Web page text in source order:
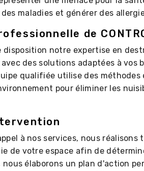
maladies et générer des
de
disposition notre expertise en
des solutions adaptées à vos
qualifiée utilise des
pour éliminer les
à nos services, nous réalisons
de votre espace afin de
élaborons un plan d'action